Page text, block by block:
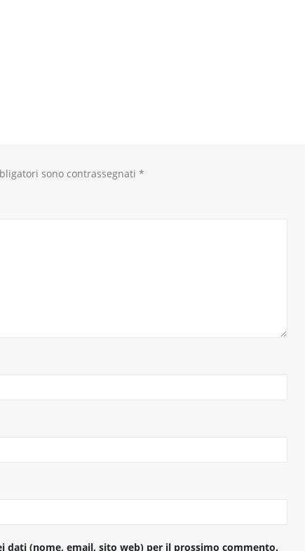
sono contrassegnati *
dati (nome, email, sito web) per il prossimo commento.